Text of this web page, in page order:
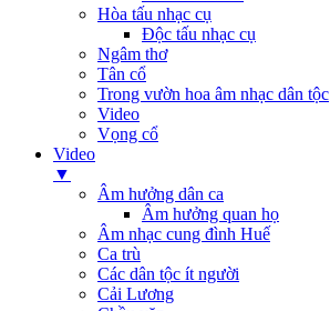
Hòa tấu nhạc cụ
Độc tấu nhạc cụ
Ngâm thơ
Tân cổ
Trong vườn hoa âm nhạc dân tộc
Video
Vọng cổ
Video
▼
Âm hưởng dân ca
Âm hưởng quan họ
Âm nhạc cung đình Huế
Ca trù
Các dân tộc ít người
Cải Lương